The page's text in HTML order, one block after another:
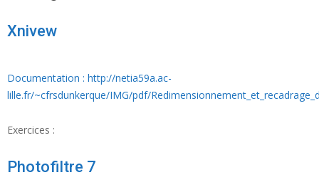
Xnivew
Documentation : http://netia59a.ac-
lille.fr/~cfrsdunkerque/IMG/pdf/
Exercices :
Photofiltre 7